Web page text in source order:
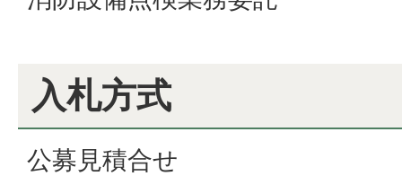
入札方式
公募見積合せ